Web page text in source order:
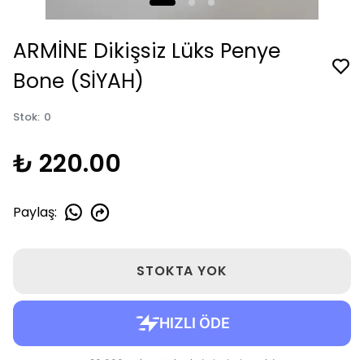
ARMİNE Dikişsiz Lüks Penye
Bone (SİYAH)
Stok: 0
₺ 220.00
Paylaş:
STOKTA YOK